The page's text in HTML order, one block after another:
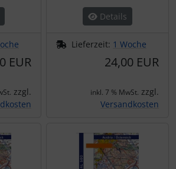
EUR
zzgl.
Details
Lieferzeit: 1 Woche
24,00 EUR
inkl. 7 % MwSt. zzgl.
Versandkosten